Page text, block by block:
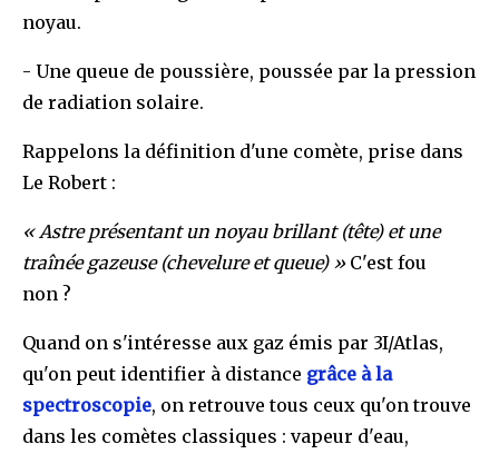
noyau.
- Une queue de poussière, poussée par la pression
de radiation solaire.
Rappelons la définition d'une comète, prise dans
Le Robert :
« Astre présentant un noyau brillant (tête) et une
traînée gazeuse (chevelure et queue) »C'est fou
non ?
Quand on s'intéresse aux gaz émis par 3I/Atlas,
qu'on peut identifier à distance grâce à la
spectroscopie, on retrouve tous ceux qu'on trouve
dans les comètes classiques : vapeur d'eau,